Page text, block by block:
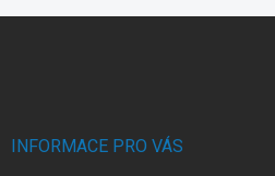
INFORMACE PRO VÁS